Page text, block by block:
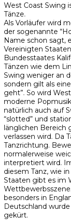
West Coast Swing
Tänze.
Als Vorläufer wird
der sogenannte
Name schon sagt,
Vereinigten
Bundesstaates
Tänzen wie dem
Swing weniger an
sondern gilt als
geht”. So wird
moderne
natürlich auch auf
“slotted” und
länglichen Bereich
verlassen wird. Da
Tanzrichtung.
normalerweise
interpretiert wird.
diesem Tanz, wie
Staaten gibt es im
besonders in
Deutschland
gekürt.